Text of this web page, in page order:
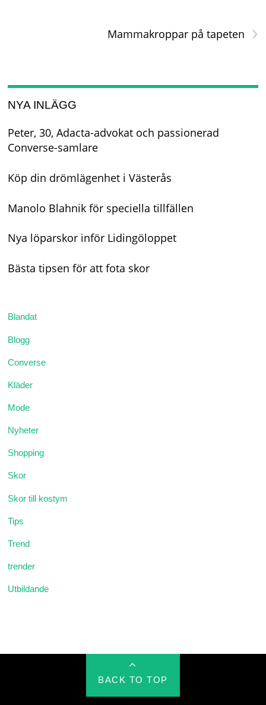
›
Mammakroppar på tapeten
NYA INLÄGG
Peter, 30, Adacta-advokat och passionerad
Converse-samlare
Köp din drömlägenhet i Västerås
Manolo Blahnik för speciella tillfällen
Nya löparskor inför Lidingöloppet
Bästa tipsen för att fota skor
Blandat
Blogg
Converse
Kläder
Mode
Nyheter
Shopping
Skor
Skor till kostym
Tips
Trend
trender
Utbildande
BACK TO TOP